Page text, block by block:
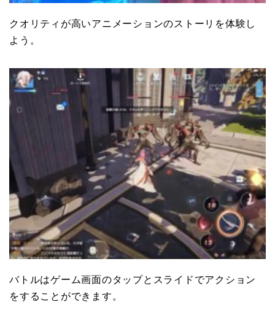
クオリティが高いアニメーションのストーリを体験し
よう。
バトルはゲーム画面のタップとスライドでアクション
をすることができます。